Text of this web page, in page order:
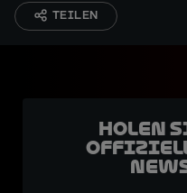
TEILEN
Holen